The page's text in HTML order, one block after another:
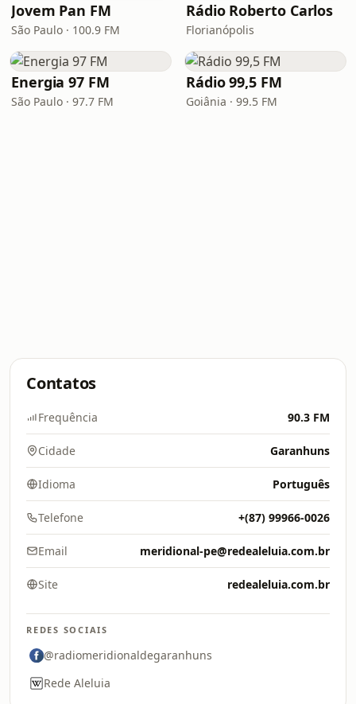
Jovem Pan FM
São Paulo · 100.9 FM
Rádio Roberto Carlos
Florianópolis
Energia 97 FM
São Paulo · 97.7 FM
Rádio 99,5 FM
Goiânia · 99.5 FM
Contatos
Frequência 90.3 FM
Cidade Garanhuns
Idioma Português
Telefone +(87) 99966-0026
Email meridional-pe@redealeluia.com.br
Site redealeluia.com.br
REDES SOCIAIS
@radiomeridionaldegaranhuns
Rede Aleluia